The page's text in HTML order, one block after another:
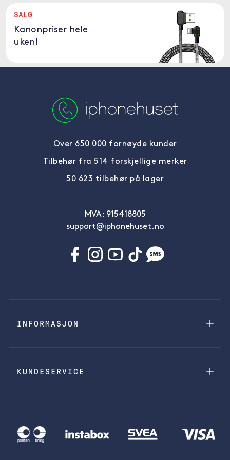
SALG
Kanonpriser hele
uken!
Over 650 000 fornøyde kunder
Tilbehør fra 514 forskjellige merker
50 623 tilbehør på lager
MVA: 915418805
support@iphonehuset.no
INFORMASJON
KUNDESERVICE